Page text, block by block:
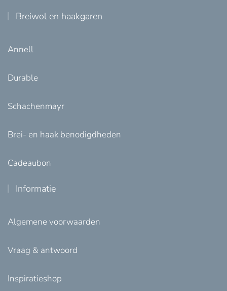
Breiwol en haakgaren
Annell
Durable
Schachenmayr
Brei- en haak benodigdheden
Cadeaubon
Informatie
Algemene voorwaarden
Vraag & antwoord
Inspiratieshop